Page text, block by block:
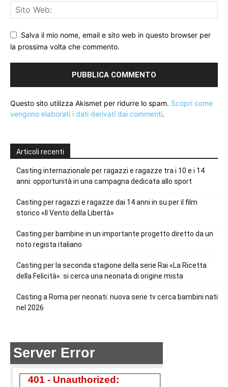
Salva il mio nome, email e sito web in questo browser per
la prossima volta che commento.
Questo sito utilizza Akismet per ridurre lo spam. Scopri come
vengono elaborati i dati derivati dai commenti.
Articoli recenti
Casting internazionale per ragazzi e ragazze tra i 10 e i 14
anni: opportunità in una campagna dedicata allo sport
Casting per ragazzi e ragazze dai 14 anni in su per il film
storico «Il Vento della Libertà»
Casting per bambine in un importante progetto diretto da un
noto regista italiano
Casting per la seconda stagione della serie Rai «La Ricetta
della Felicità»: si cerca una neonata di origine mista
Casting a Roma per neonati: nuova serie tv cerca bambini nati
nel 2026